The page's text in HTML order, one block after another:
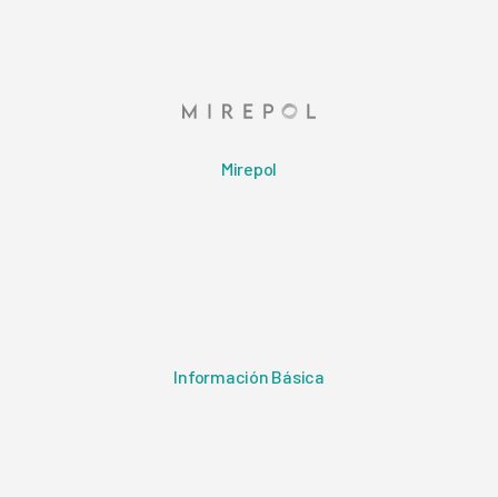
Mirepol
Información Básica